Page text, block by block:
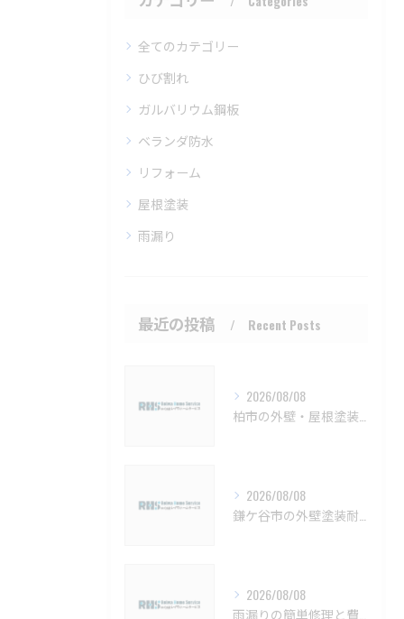
全てのカテゴリー
ひび割れ
ガルバリウム鋼板
ベランダ防水
リフォーム
屋根塗装
雨漏り
最近の投稿 Recent Posts
2026/08/08
2026/08/08
2026/08/08